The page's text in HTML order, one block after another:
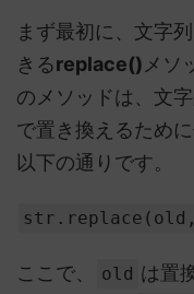
まず最初に、文字
きるreplace()メソ
のメソッドは、文
で置き換えるため
以下の通りです。
ここで、 old は置